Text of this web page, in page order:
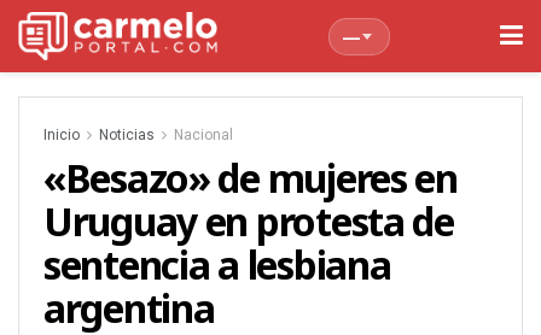
—
Inicio Noticias Nacional
«Besazo» de mujeres en
Uruguay en protesta de
sentencia a lesbiana
argentina